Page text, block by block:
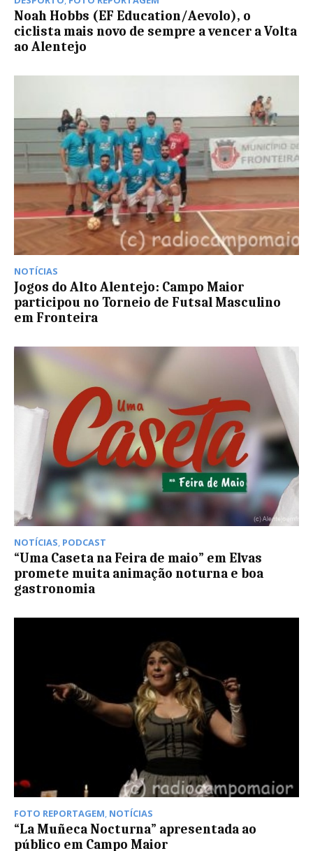
Noah Hobbs (EF Education/Aevolo), o
ciclista mais novo de sempre a vencer a Volta
ao Alentejo
NOTÍCIAS
Jogos do Alto Alentejo: Campo Maior
participou no Torneio de Futsal Masculino
em Fronteira
NOTÍCIAS, PODCAST
“Uma Caseta na Feira de maio” em Elvas
promete muita animação noturna e boa
gastronomia
FOTO REPORTAGEM, NOTÍCIAS
“La Muñeca Nocturna” apresentada ao
público em Campo Maior